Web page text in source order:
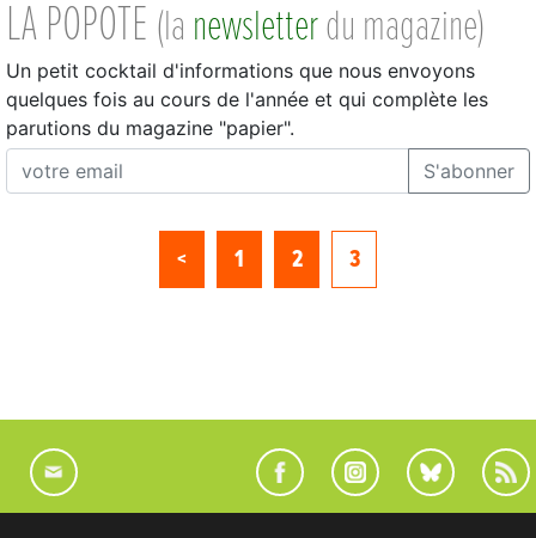
LA POPOTE (la newsletterdu magazine)
Un petit cocktail d'informations que nous envoyons
quelques fois au cours de l'année et qui complète les
parutions du magazine "papier".
S'abonner
< 1 2 3